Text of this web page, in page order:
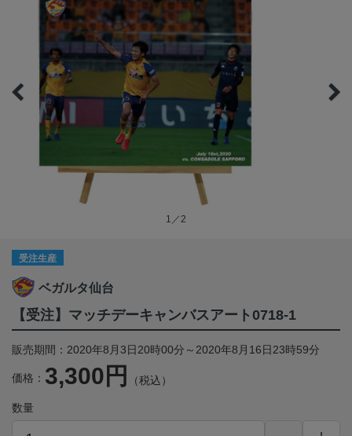
1／2
受注生産
ベガルタ仙台
【受注】マッチデーキャンバスアート0718-1
販売期間：2020年8月3日20時00分～2020年8月16日23時59分
価格： 3,300円 （税込）
数量